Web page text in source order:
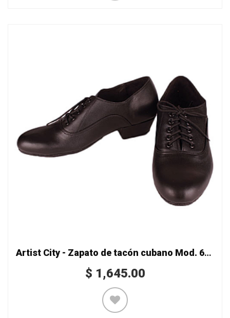
Artist City - Zapato de tacón cubano Mod. 6521-04
$ 1,645.00